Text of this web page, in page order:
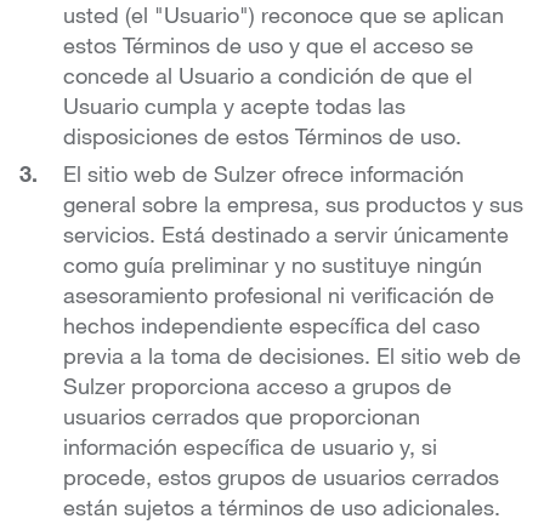
usted (el "Usuario") reconoce que se aplican
estos Términos de uso y que el acceso se
concede al Usuario a condición de que el
Usuario cumpla y acepte todas las
disposiciones de estos Términos de uso.
El sitio web de Sulzer ofrece información
general sobre la empresa, sus productos y sus
servicios. Está destinado a servir únicamente
como guía preliminar y no sustituye ningún
asesoramiento profesional ni verificación de
hechos independiente específica del caso
previa a la toma de decisiones. El sitio web de
Sulzer proporciona acceso a grupos de
usuarios cerrados que proporcionan
información específica de usuario y, si
procede, estos grupos de usuarios cerrados
están sujetos a términos de uso adicionales.